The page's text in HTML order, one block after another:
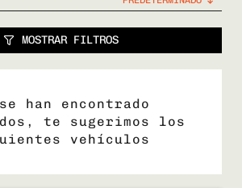
MOSTRAR FILTROS
han encontrado
te sugerimos los
vehículos